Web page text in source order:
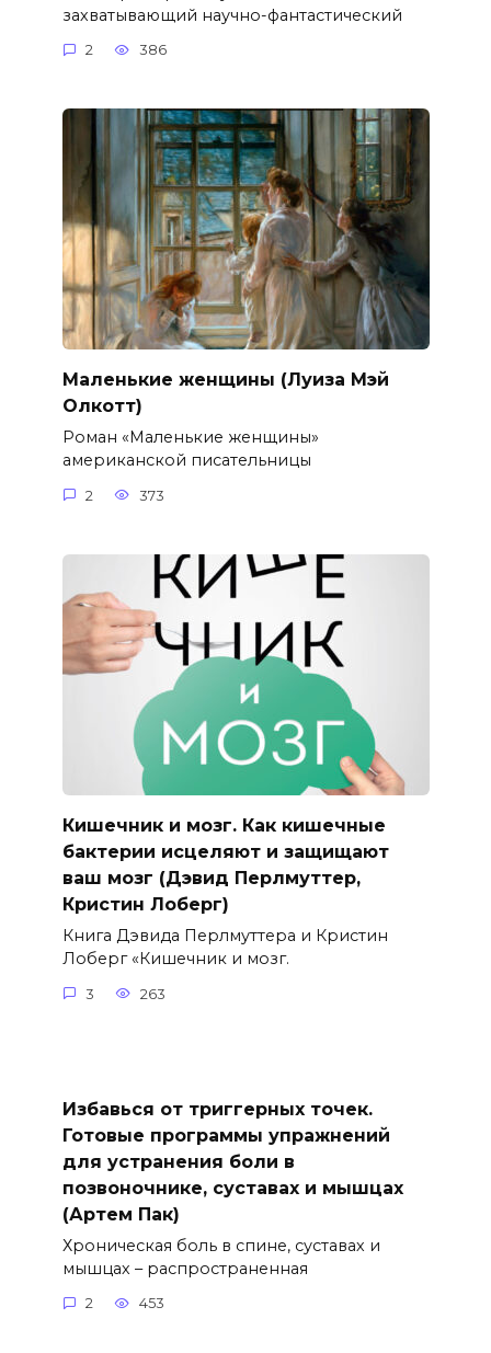
захватывающий научно-фантастический
2 386
Маленькие женщины (Луиза Мэй
Олкотт)
Роман «Маленькие женщины»
американской писательницы
2 373
Кишечник и мозг. Как кишечные
бактерии исцеляют и защищают
ваш мозг (Дэвид Перлмуттер,
Кристин Лоберг)
Книга Дэвида Перлмуттера и Кристин
Лоберг «Кишечник и мозг.
3 263
Избавься от триггерных точек.
Готовые программы упражнений
для устранения боли в
позвоночнике, суставах и мышцах
(Артем Пак)
Хроническая боль в спине, суставах и
мышцах – распространенная
2 453